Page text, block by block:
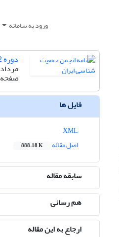
ورود به سامانه
دوره 2، شماره 3
مرداد 1386
صفحه
فایل ها
اصل مقاله
888.18 K
سابقه مقاله
هم رسانی
ارجاع به این مقاله